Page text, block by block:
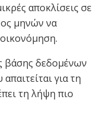
αποκλίσεις σε
μηνών να
βάσης δεδομένων
για τη
τη λήψη πιο